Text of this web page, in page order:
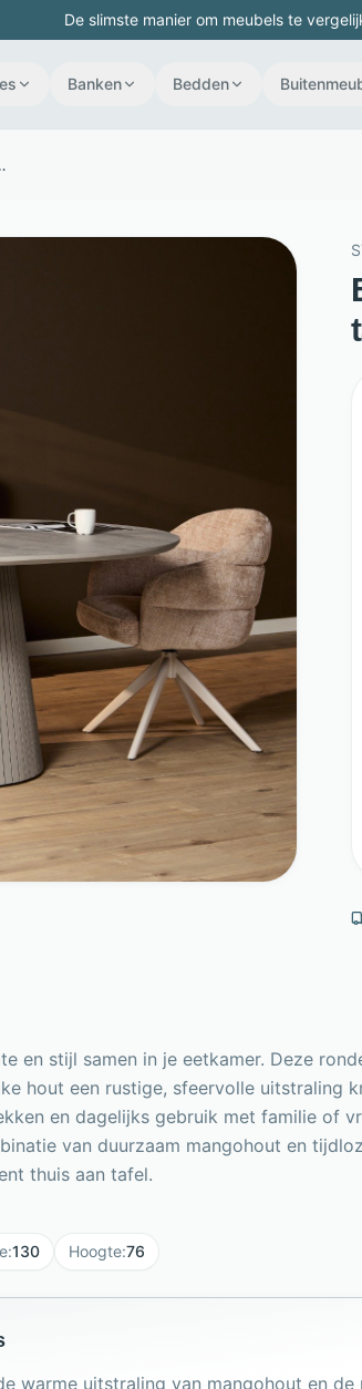
De slimste manier om meubels te
Banken Bedden
cm - Taupe - Starfurn
en stijl samen in je eetkamer. Deze
hout een rustige, sfeervolle
en dagelijks gebruik met familie of
van duurzaam mangohout en
thuis aan tafel.
:130 Hoogte:76
warme uitstraling van mangohout en